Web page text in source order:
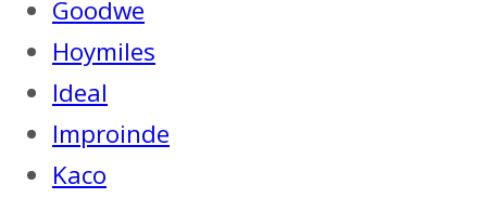
Goodwe
Hoymiles
Ideal
Improinde
Kaco